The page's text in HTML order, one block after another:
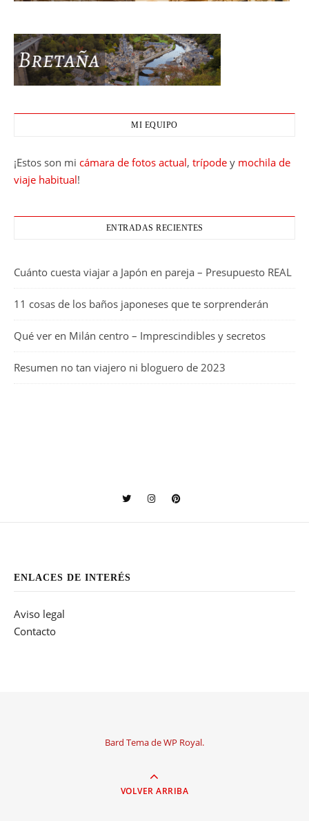
MI EQUIPO
¡Estos son mi cámara de fotos actual, trípode y mochila de
viaje habitual!
ENTRADAS RECIENTES
Cuánto cuesta viajar a Japón en pareja – Presupuesto REAL
11 cosas de los baños japoneses que te sorprenderán
Qué ver en Milán centro – Imprescindibles y secretos
Resumen no tan viajero ni bloguero de 2023
ENLACES DE INTERÉS
Aviso legal
Contacto
Bard Tema deWP Royal.
VOLVER ARRIBA